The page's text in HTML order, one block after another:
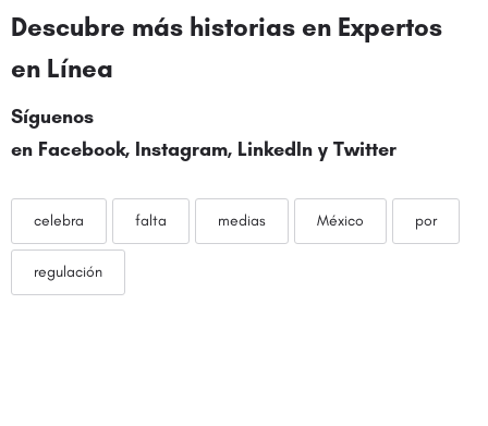
Descubre más historias en Expertos
en Línea
Síguenos
en Facebook, Instagram, LinkedIn y Twitter
celebra falta medias México por
regulación